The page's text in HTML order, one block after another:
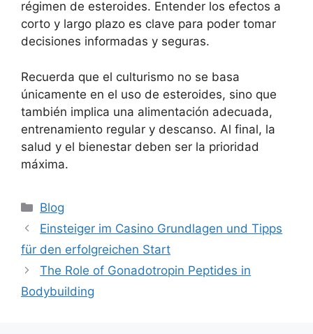
régimen de esteroides. Entender los efectos a
corto y largo plazo es clave para poder tomar
decisiones informadas y seguras.
Recuerda que el culturismo no se basa
únicamente en el uso de esteroides, sino que
también implica una alimentación adecuada,
entrenamiento regular y descanso. Al final, la
salud y el bienestar deben ser la prioridad
máxima.
Blog
Einsteiger im Casino Grundlagen und Tipps
für den erfolgreichen Start
The Role of Gonadotropin Peptides in
Bodybuilding